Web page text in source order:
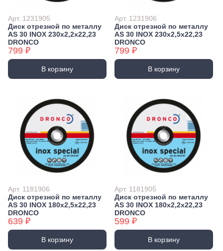
Арт. 1231905
Диск отрезной по металлу
AS 30 INOX 230х2,2х22,23
DRONCO
799 ₽
В корзину
Арт. 1231906
Диск отрезной по металлу
AS 30 INOX 230х2,5х22,23
DRONCO
799 ₽
В корзину
Арт. 1181906
Диск отрезной по металлу
AS 30 INOX 180х2,5х22,23
DRONCO
639 ₽
В корзину
Арт. 1181905
Диск отрезной по металлу
AS 30 INOX 180х2,2х22,23
DRONCO
599 ₽
В корзину